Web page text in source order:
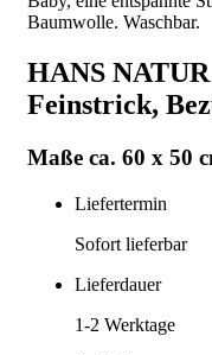
Baumwolle. Waschbar.
HANS
Feinstrick,
Maße ca. 60 x 50
Liefertermin
Sofort lieferbar
Lieferdauer
1-2 Werktage